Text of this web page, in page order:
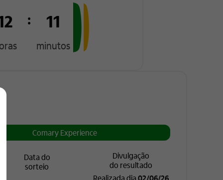
: 11
minutos
Comary Experience
Data do
sorteio
Divulgação
do resultado
Realizada dia02/06/26